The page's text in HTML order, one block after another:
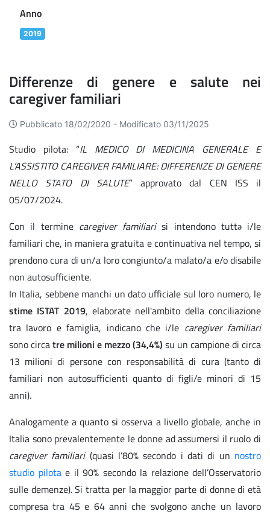
Anno
2019
Differenze di genere e salute nei
caregiver familiari
Pubblicato 18/02/2020 - Modificato 03/11/2025
Studio pilota: “IL MEDICO DI MEDICINA GENERALE E
L’ASSISTITO CAREGIVER FAMILIARE: DIFFERENZE DI GENERE
NELLO STATO DI SALUTE” approvato dal CEN ISS il
05/07/2024.
Con il termine caregiver familiarisi intendono tuttə i/le
familiari che, in maniera gratuita e continuativa nel tempo, si
prendono cura di un/a loro congiunto/a malato/a e/o disabile
non autosufficiente.
In Italia, sebbene manchi un dato ufficiale sul loro numero, le
stime ISTAT 2019, elaborate nell'ambito della conciliazione
tra lavoro e famiglia, indicano che i/le caregiver familiari
sono circatre milioni e mezzo (34,4%) su un campione di circa
13 milioni di persone con responsabilità di cura (tanto di
familiari non autosufficienti quanto di figli/e minori di 15
anni).
Analogamente a quanto si osserva a livello globale, anche in
Italia sono prevalentemente le donne ad assumersi il ruolo di
caregiver familiari(quasi l’80% secondo i dati di un nostro
studio pilotae il 90% secondo la relazione dell’Osservatorio
sulle demenze). Si tratta per la maggior parte di donne di età
compresa tra 45 e 64 anni che svolgono anche un lavoro